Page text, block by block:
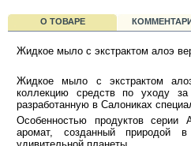
О ТОВАРЕ
Жидкое мыло с экстрактом алоэ
Жидкое мыло с экстрактом
коллекцию средств по уходу
разработанную в Салониках
Особенностью продуктов серии
аромат, созданный природой